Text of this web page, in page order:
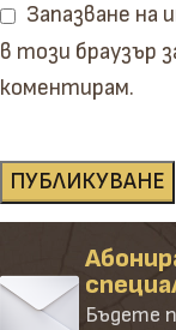
Запазване на
в този браузър
коментирам.
Бъдете